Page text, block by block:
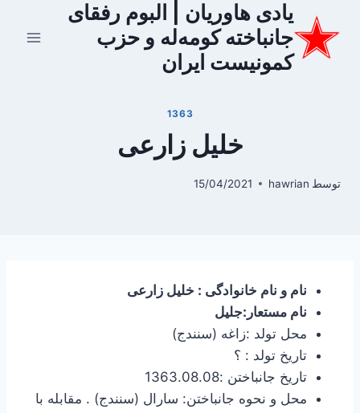
محتوا
یادی هاوریان | البوم رفقای
جانباخته کومه‌له و حزب
کمونیست ایران
1363
خلیل زارعی
توسط hawrian
15/04/2021
نام و نام خانوادگی : خلیل زارعی
نام مستعار:جلیل
محل تولد :زاغه (سنندج)
تاریخ تولد : ؟
تاریخ جانباختن :1363.08.08
محل و نحوه جانباختن: سارال (سنندج) . مقابله با